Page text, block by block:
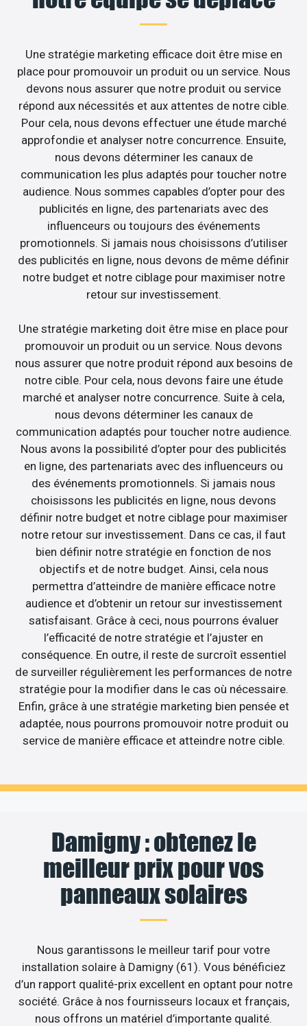
Une stratégie marketing efficace doit être mise en
place pour promouvoir un produit ou un service. Nous
devons nous assurer que notre produit ou service
répond aux nécessités et aux attentes de notre cible.
Pour cela, nous devons effectuer une étude marché
approfondie et analyser notre concurrence. Ensuite,
nous devons déterminer les canaux de
communication les plus adaptés pour toucher notre
audience. Nous sommes capables d’opter pour des
publicités en ligne, des partenariats avec des
influenceurs ou toujours des événements
promotionnels. Si jamais nous choisissons d’utiliser
des publicités en ligne, nous devons de même définir
notre budget et notre ciblage pour maximiser notre
retour sur investissement.
Une stratégie marketing doit être mise en place pour
promouvoir un produit ou un service. Nous devons
nous assurer que notre produit répond aux besoins de
notre cible. Pour cela, nous devons faire une étude
marché et analyser notre concurrence. Suite à cela,
nous devons déterminer les canaux de
communication adaptés pour toucher notre audience.
Nous avons la possibilité d’opter pour des publicités
en ligne, des partenariats avec des influenceurs ou
des événements promotionnels. Si jamais nous
choisissons les publicités en ligne, nous devons
définir notre budget et notre ciblage pour maximiser
notre retour sur investissement. Dans ce cas, il faut
bien définir notre stratégie en fonction de nos
objectifs et de notre budget. Ainsi, cela nous
permettra d’atteindre de manière efficace notre
audience et d’obtenir un retour sur investissement
satisfaisant. Grâce à ceci, nous pourrons évaluer
l’efficacité de notre stratégie et l’ajuster en
conséquence. En outre, il reste de surcroît essentiel
de surveiller régulièrement les performances de notre
stratégie pour la modifier dans le cas où nécessaire.
Enfin, grâce à une stratégie marketing bien pensée et
adaptée, nous pourrons promouvoir notre produit ou
service de manière efficace et atteindre notre cible.
Damigny : obtenez le
meilleur prix pour vos
panneaux solaires
Nous garantissons le meilleur tarif pour votre
installation solaire à Damigny (61). Vous bénéficiez
d’un rapport qualité-prix excellent en optant pour notre
société. Grâce à nos fournisseurs locaux et français,
nous offrons un matériel d’importante qualité.